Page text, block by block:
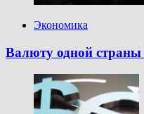
Экономика
Валюту одной страны